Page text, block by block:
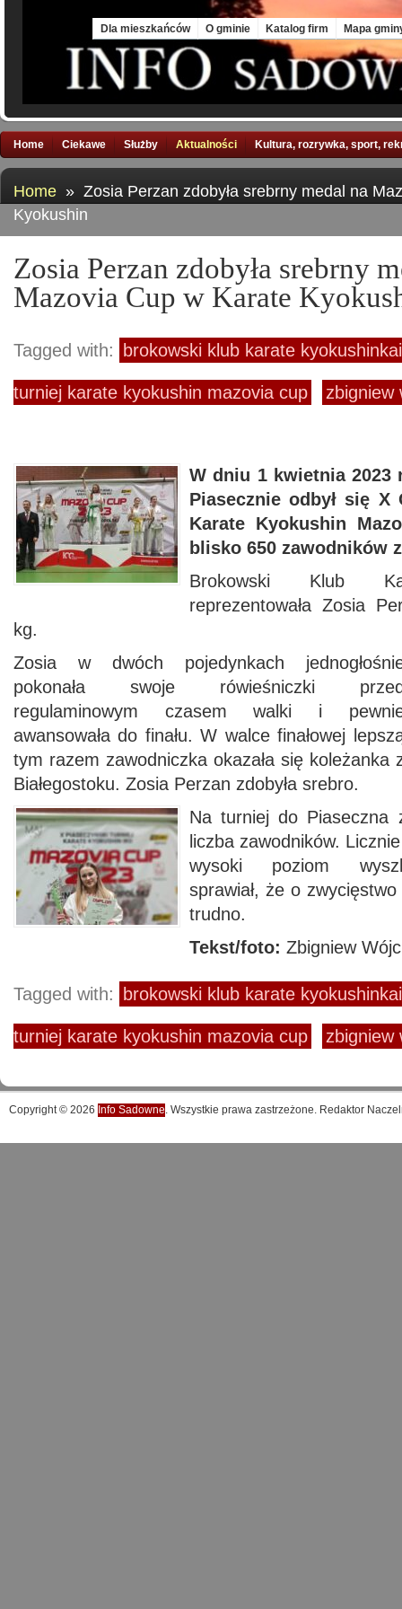
Dla mieszkańców O gminie Katalog firm Mapa
Home Ciekawe Służby Aktualności Kultura, rozrywka, sport,
Home » Zosia Perzan zdobyła srebrny medal na
Kyokushin
Zosia Perzan zdobyła srebrny
Mazovia Cup w Karate
Tagged with: brokowski klub karate kyokushinkai
turniej karate kyokushin mazovia cup zbigniew
W dniu 1 kwietnia 2023
Piasecznie odbył się
Karate Kyokushin
blisko 650 zawodników
Brokowski Klub
reprezentowała Zosia
kg.
Zosia w dwóch pojedynkach
pokonała swoje rówieśniczki
regulaminowym czasem walki i
awansowała do finału. W walce finałowej
tym razem zawodniczka okazała się koleżanka
Białegostoku. Zosia Perzan zdobyła srebro.
Na turniej do Piaseczna
liczba zawodników.
wysoki poziom
sprawiał, że o
trudno.
Tekst/foto: Zbigniew
Tagged with: brokowski klub karate kyokushinkai
turniej karate kyokushin mazovia cup zbigniew
Copyright © 2026 Info Sadowne. Wszystkie prawa zastrzeżone. Redaktor